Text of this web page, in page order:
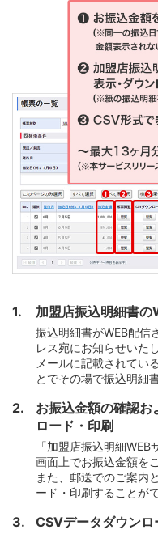
加盟店振込明細書
振込明細書がWEB配信
レス宛にお知らせいた
メールに記載されてい
とでその場で振込明細
お振込金額の確認お
ロード・印刷
「加盟店振込明細WEB
画面上でお振込金額を
また、郵送でのご案内
ード・印刷することが
CSVデータダウンロ